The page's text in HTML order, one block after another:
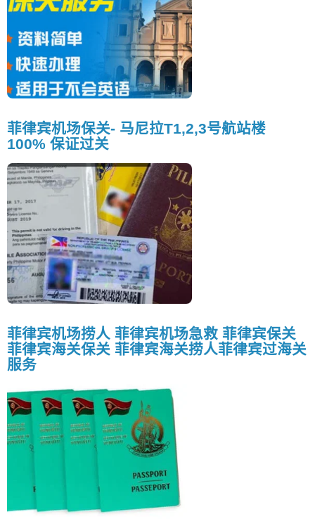
菲律宾机场保关- 马尼拉T1,2,3号航站楼
100% 保证过关
菲律宾机场捞人 菲律宾机场急救 菲律宾保关
菲律宾海关保关 菲律宾海关捞人菲律宾过海关
服务